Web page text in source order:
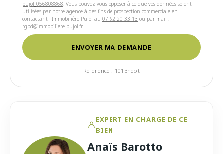
pujol_056808868. Vous pouvez vous opposer à ce que vos données soient
utilisées par notre agence à des fins de prospection commerciale en
contactant l'Immobilière Pujol au 07 62 20 33 13 ou par mail :
rgpd@immobiliere-pujol.fr
ENVOYER MA DEMANDE
Référence : 1013neot
EXPERT EN CHARGE DE CE
BIEN
Anaïs Barotto